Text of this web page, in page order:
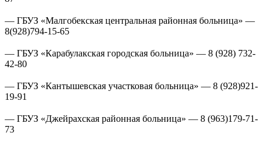
— ГБУЗ «Малгобекская центральная районная больница» —
8(928)794-15-65
— ГБУЗ «Карабулакская городская больница» — 8 (928) 732-
42-80
— ГБУЗ «Кантышевская участковая больница» — 8 (928)921-
19-91
— ГБУЗ «Джейрахская районная больница» — 8 (963)179-71-
73